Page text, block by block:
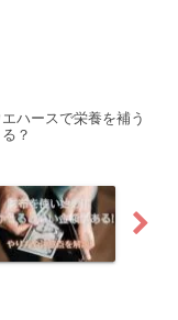
ハースで栄養を補う
？